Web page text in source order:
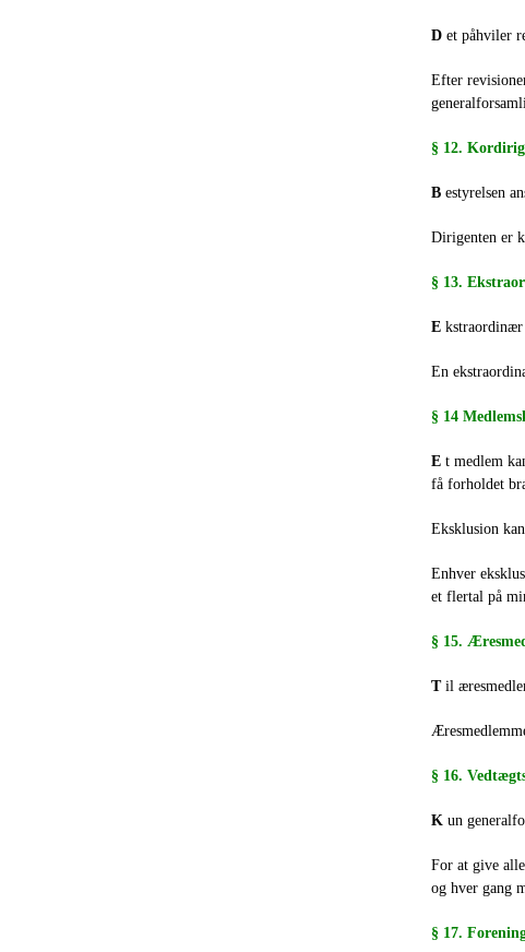
D et påhviler
Efter
§ 12.
B estyrelsen
Dirigenten er
§ 13.
E kstraordinær
En
§ 14
E t medlem
få forholdet
Eksklusion
Enhver
et flertal på
§ 15.
T il
§ 16.
K un
For at give
og hver gang
§ 17.